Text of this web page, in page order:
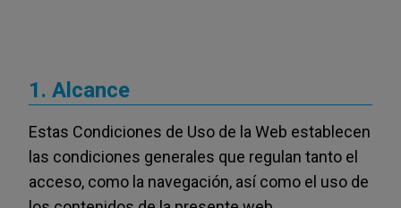
1. Alcance
Estas Condiciones de Uso de la Web establecen
las condiciones generales que regulan tanto el
acceso, como la navegación, así como el uso de